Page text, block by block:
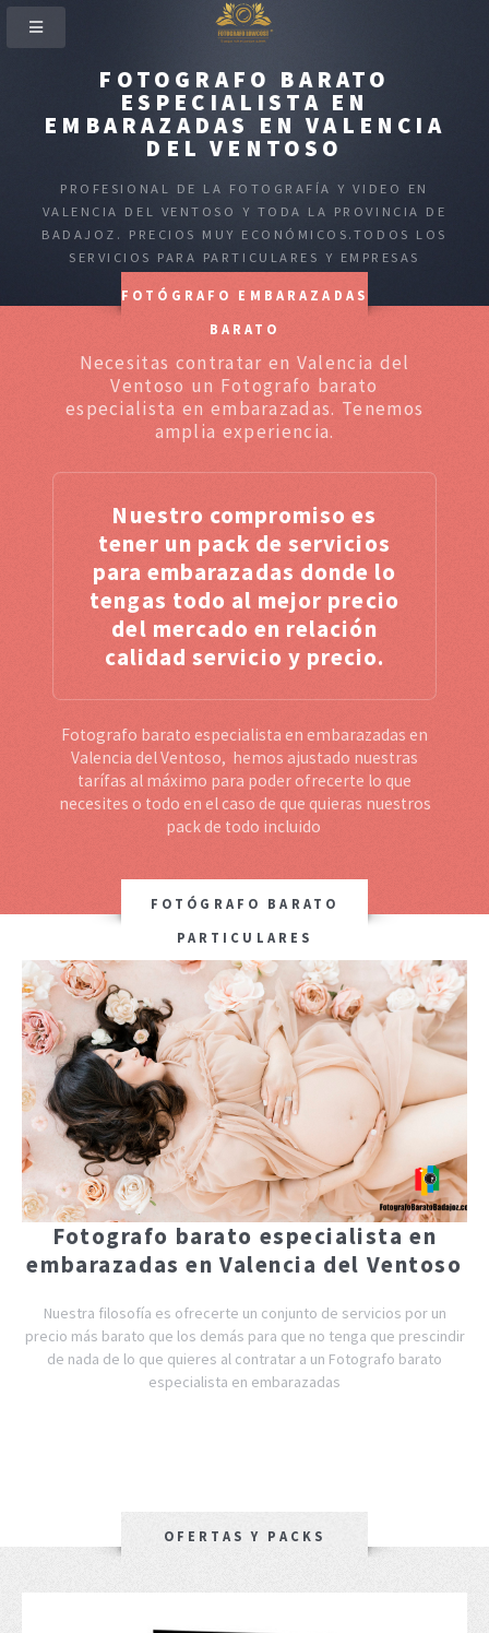
FOTOGRAFO BARATO
ESPECIALISTA EN
EMBARAZADAS EN VALENCIA
DEL VENTOSO
PROFESIONAL DE LA FOTOGRAFÍA Y VIDEO EN
VALENCIA DEL VENTOSO Y TODA LA PROVINCIA DE
BADAJOZ. PRECIOS MUY ECONÓMICOS.TODOS LOS
SERVICIOS PARA PARTICULARES Y EMPRESAS
FOTÓGRAFO EMBARAZADAS
BARATO
Necesitas contratar en Valencia del
Ventoso un Fotografo barato
especialista en embarazadas. Tenemos
amplia experiencia.
Nuestro compromiso es
tener un pack de servicios
para embarazadas donde lo
tengas todo al mejor precio
del mercado en relación
calidad servicio y precio.
Fotografo barato especialista en embarazadas en
Valencia del Ventoso, hemos ajustado nuestras
tarífas al máximo para poder ofrecerte lo que
necesites o todo en el caso de que quieras nuestros
pack de todo incluido
FOTÓGRAFO BARATO
PARTICULARES
Fotografo barato especialista en
embarazadas en Valencia del Ventoso
Nuestra filosofía es ofrecerte un conjunto de servicios por un
precio más barato que los demás para que no tenga que prescindir
de nada de lo que quieres al contratar a un Fotografo barato
especialista en embarazadas
OFERTAS Y PACKS